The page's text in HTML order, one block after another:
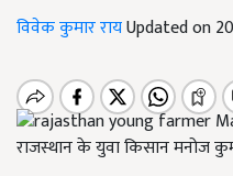
विवेक कुमार रायUpdated on
राजस्थान के युवा किसान मनोज